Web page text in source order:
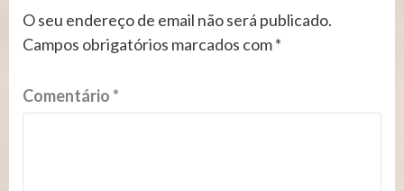
O seu endereço de email não será publicado.
Campos obrigatórios marcados com*
Comentário*